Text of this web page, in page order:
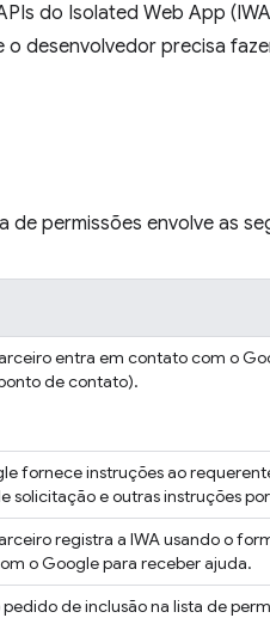
do Isolated Web App
desenvolvedor precisa
de permissões envolve as
entra em contato com o
de contato).
fornece instruções ao
solicitação e outras instruções
registra a IWA usando o
o Google para receber ajuda.
de inclusão na lista de